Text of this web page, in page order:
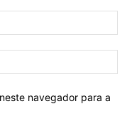
navegador para a